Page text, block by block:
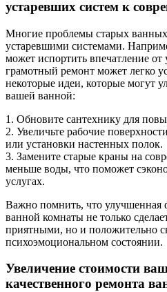
устаревших систем к
Многие проблемы старых ванных
устаревшими системами.
может испортить впечатление
грамотный ремонт может легко
некоторые идеи, которые могут
вашей ванной:
1. Обновите сантехнику для
2. Увеличьте рабочие
или установки настенных полок.
3. Замените старые краны на
меньше воды, что поможет
услугах.
Важно помнить, что улучшенная
ванной комнаты не только
приятными, но и положительно
психоэмоциональном состоянии.
Увеличение стоимости
качественного ремонта